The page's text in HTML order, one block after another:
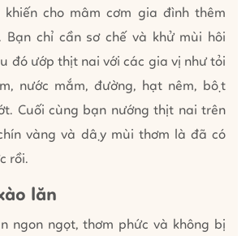
cho mâm cơm gia đình thêm
Bạn chỉ cần sơ chế và khử mùi hôi
đó ướp thịt nai với các gia vị như tỏi
nước mắm, đường, hạt nêm, bột
Cuối cùng bạn nướng thịt nai trên
vàng và dậy mùi thơm là đã có
rồi.
lăn
ngon ngọt, thơm phức và không bị